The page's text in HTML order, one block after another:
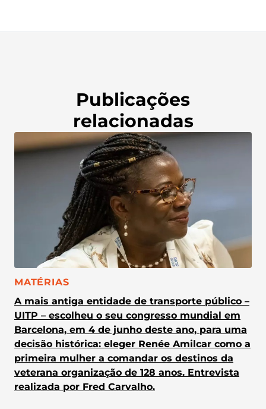
Publicações
relacionadas
CATEGORIA:
MATÉRIAS
A mais antiga entidade de transporte público –
UITP – escolheu o seu congresso mundial em
Barcelona, em 4 de junho deste ano, para uma
decisão histórica: eleger Renée Amilcar como a
primeira mulher a comandar os destinos da
veterana organização de 128 anos. Entrevista
realizada por Fred Carvalho.